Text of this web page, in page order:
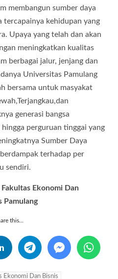
membangun sumber daya
tercapainya kehidupan yang
Upaya yang telah dan akan
meningkatkan kualitas
berbagai jalur, jenjang dan
Universitas Pamulang
bersama untuk masyakat
generasi bangsa
perguruan tinggai yang
Sumber Daya
terhadap per
sendiri.
Fakultas Ekonomi Dan
Pamulang
this...
Ekonomi Dan Bisnis